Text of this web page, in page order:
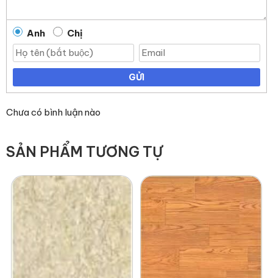
Anh Chị
GỬI
Chưa có bình luận nào
SẢN PHẨM TƯƠNG TỰ